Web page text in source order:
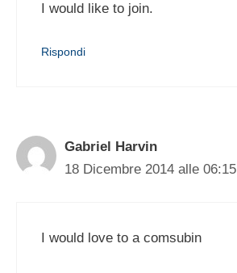
I would like to join.
Rispondi
Gabriel Harvin
18 Dicembre 2014 alle 06:15
I would love to a comsubin